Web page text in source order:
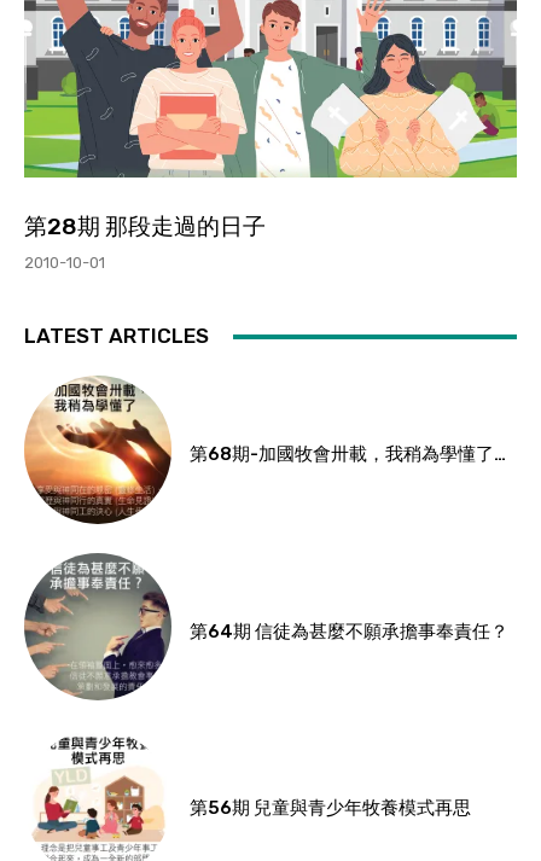
第28期 那段走過的日子
2010-10-01
LATEST ARTICLES
第68期-加國牧會卅載，我稍為學懂了…
第64期 信徒為甚麼不願承擔事奉責任？
第56期 兒童與青少年牧養模式再思